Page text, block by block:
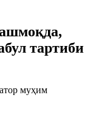
тартиби
муҳим